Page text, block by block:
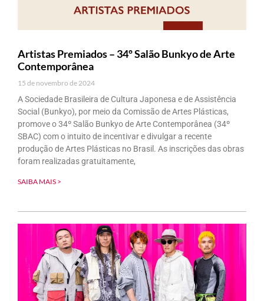
Artistas Premiados – 34º Salão Bunkyo de Arte
Contemporânea
15 de novembro de 2024
A Sociedade Brasileira de Cultura Japonesa e de Assistência
Social (Bunkyo), por meio da Comissão de Artes Plásticas,
promove o 34º Salão Bunkyo de Arte Contemporânea (34º
SBAC) com o intuito de incentivar e divulgar a recente
produção de Artes Plásticas no Brasil. As inscrições das obras
foram realizadas gratuitamente,
SAIBA MAIS >